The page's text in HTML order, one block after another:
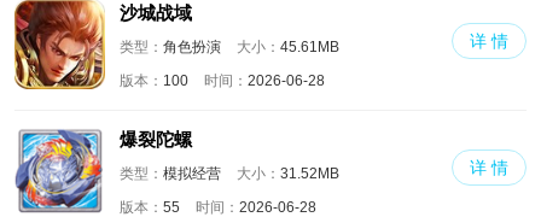
沙城战域
类型： 角色扮演 大小： 45.61MB
版本： 100 时间： 2026-06-28
详 情
爆裂陀螺
类型： 模拟经营 大小： 31.52MB
版本： 55 时间： 2026-06-28
详 情